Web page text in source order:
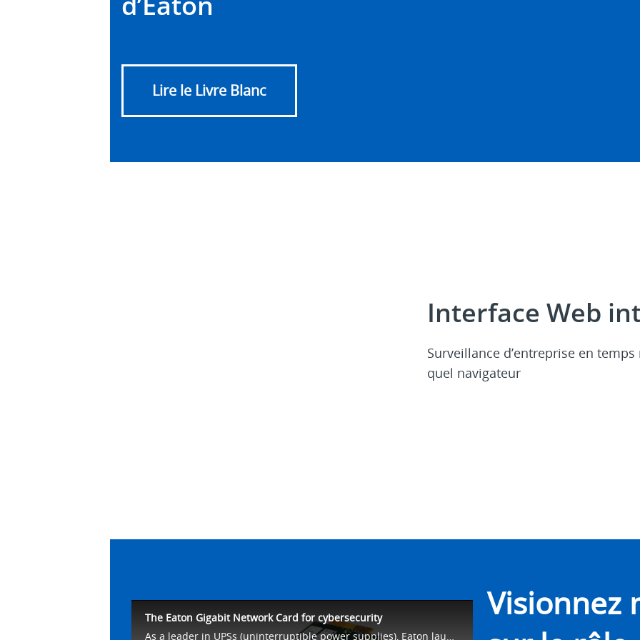
Lire le Livre Blanc
Interface Web
Surveillance d’entreprise en
quel navigateur
The Eaton Gigabit Network Card for cybersecurity
Visionnez